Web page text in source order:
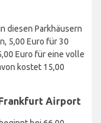
diesen Parkhäusern
5,00 Euro für 30
Euro für eine volle
kostet 15,00
Airport